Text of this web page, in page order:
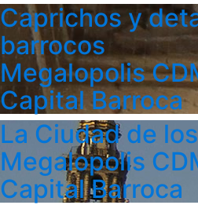
Caprichos y
barrocos
Megalopolis
Capital Barroca
La Ciudad de
Megalopolis
Capital Barroca